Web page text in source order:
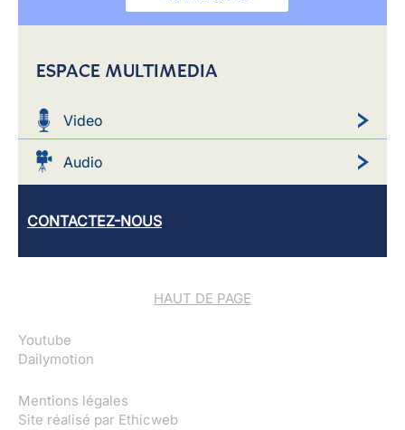
ESPACE MULTIMEDIA
Video
Audio
CONTACTEZ-NOUS
HAUT DE PAGE
Youtube
Dailymotion
Mentions légales
Site réalisé par Ethicweb